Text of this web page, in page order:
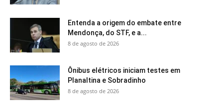
Entenda a origem do embate entre
Mendonça, do STF, e a...
8 de agosto de 2026
Ônibus elétricos iniciam testes em
Planaltina e Sobradinho
8 de agosto de 2026